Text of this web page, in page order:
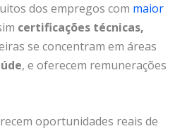
dos empregos com maior
certificações técnicas,
se concentram em áreas
, e oferecem remunerações
oportunidades reais de